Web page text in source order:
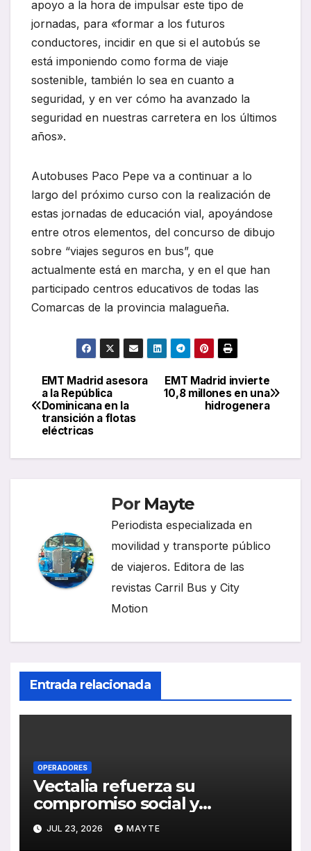
apoyo a la hora de impulsar este tipo de
jornadas, para «formar a los futuros
conductores, incidir en que si el autobús se
está imponiendo como forma de viaje
sostenible, también lo sea en cuanto a
seguridad, y en ver cómo ha avanzado la
seguridad en nuestras carretera en los últimos
años».
Autobuses Paco Pepe va a continuar a lo
largo del próximo curso con la realización de
estas jornadas de educación vial, apoyándose
entre otros elementos, del concurso de dibujo
sobre “viajes seguros en bus”, que
actualmente está en marcha, y en el que han
participado centros educativos de todas las
Comarcas de la provincia malagueña.
Navegación
de
EMT Madrid invierte
10,8 millones en una
hidrogenera
EMT Madrid asesora
a la República
Dominicana en la
transición a flotas
eléctricas
Por Mayte
Periodista especializada en
movilidad y transporte público
de viajeros. Editora de las
revistas Carril Bus y City
Motion
Entrada relacionada
OPERADORES
Vectalia refuerza su
compromiso social y
medioambiental con la
publicación de su Memoria de
JUL 23, 2026 MAYTE